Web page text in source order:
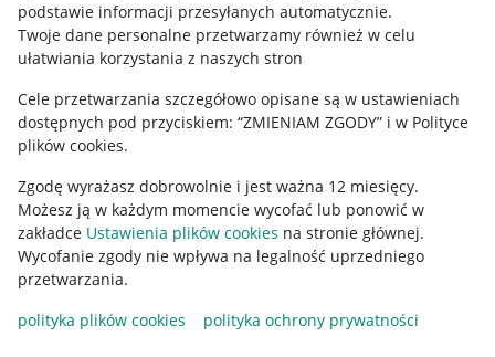
podstawie informacji przesyłanych automatycznie.
Twoje dane personalne przetwarzamy również w celu
ułatwiania korzystania z naszych stron
Cele przetwarzania szczegółowo opisane są w ustawieniach
dostępnych pod przyciskiem: “ZMIENIAM ZGODY” i w Polityce
plików cookies.
Zgodę wyrażasz dobrowolnie i jest ważna 12 miesięcy.
Możesz ją w każdym momencie wycofać lub ponowić w
zakładce Ustawienia plików cookies na stronie głównej.
Wycofanie zgody nie wpływa na legalność uprzedniego
przetwarzania.
polityka plików cookies
polityka ochrony prywatności
Polityka plików "cookies"
Ustawienia plików "cookies"
Udostępnianie lokalizacji
Informacje dla Aktu o Usługach Cyfrowych
Pobierz aplikację